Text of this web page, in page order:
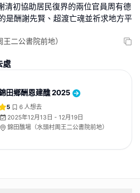
清初協助居民復界的兩位官員周有德
是酬謝先賢、超渡亡魂並祈求地方平
二公書院前地）
處
田鄉酬恩建醮 2025
5 6 人想去
2025年12月13日 - 12月19日
錦田醮場（水頭村周王二公書院前地）